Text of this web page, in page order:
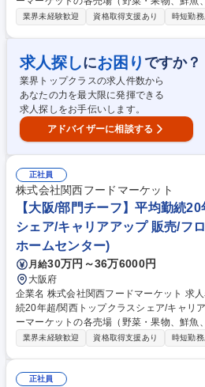
責任者としてご勤務いただきます。将来的
向の把握を通じて、当社店舗でのお仕事に
トしますが、具体的には店舗売上予算 及び
売計画、運営計画の立案 ・計画に基づく
面、取り組みに対する振り返り ・部門メ
といった業務を担当部門内で実践していただきます。 募集
門チーフ】平均勤続20年超/関西トップク
業界未経験歓迎 資格取得支援あり 時短勤務
求人探しにお困り ですか？
業界トップクラスの求人件数から
あなたの力を最大限に発揮できる
求人探しをお手伝いします。
アドバイザーに相談する
正社員
株式会社関西フードマーケット
【大阪/部門チーフ】平均勤続
シェア/キャリアアップ 販売/フ
ホームセンター)
月給30万円～36万6000円
大阪府
企業名 株式会社関西フードマーケット 求人名 【大阪/部門チーフ】平均勤
続20年超/関西トップクラスシェア/キャリアアップ◎ 仕事
ーマーケットの各売場（野菜・果物、鮮魚
責任者としてご勤務いただきます。将来的
ートしますが、具体的には店舗売上予算 及
業界未経験歓迎 資格取得支援あり 時短勤務
正社員